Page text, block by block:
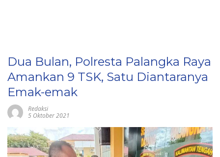
Dua Bulan, Polresta Palangka Raya
Amankan 9 TSK, Satu Diantaranya
Emak-emak
Redaksi
5 Oktober 2021